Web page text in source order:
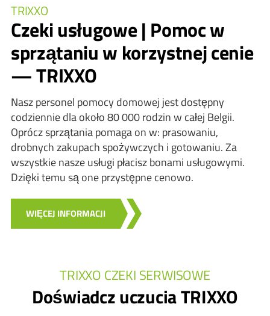
TRIXXO
Czeki usługowe | Pomoc w
sprzątaniu w korzystnej cenie
— TRIXXO
Nasz personel pomocy domowej jest dostępny
codziennie dla około 80 000 rodzin w całej Belgii.
Oprócz sprzątania pomaga on w: prasowaniu,
drobnych zakupach spożywczych i gotowaniu. Za
wszystkie nasze usługi płacisz bonami usługowymi.
Dzięki temu są one przystępne cenowo.
WIĘCEJ INFORMACJI
TRIXXO CZEKI SERWISOWE
Doświadcz uczucia TRIXXO